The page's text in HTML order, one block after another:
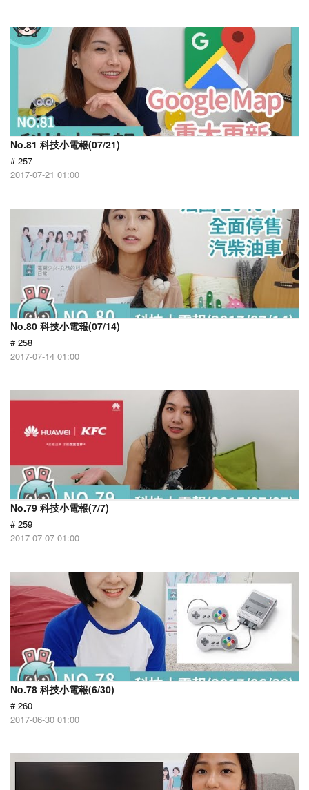
No.81 科技小電報(07/21)
# 257
2017-07-21 01:00
No.80 科技小電報(07/14)
# 258
2017-07-14 01:00
No.79 科技小電報(7/7)
# 259
2017-07-07 01:00
No.78 科技小電報(6/30)
# 260
2017-06-30 01:00